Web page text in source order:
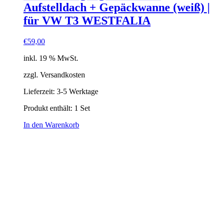
Aufstelldach + Gepäckwanne (weiß) |
für VW T3 WESTFALIA
€59,00
inkl. 19 % MwSt.
zzgl. Versandkosten
Lieferzeit: 3-5 Werktage
Produkt enthält: 1 Set
In den Warenkorb